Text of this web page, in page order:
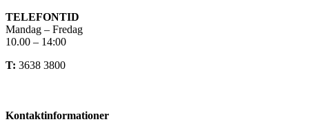
TELEFONTID
Mandag – Fredag
10.00 – 14:00
T: 3638 3800
Kontaktinformationer